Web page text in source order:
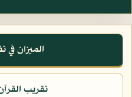
الميزان في
تقريب